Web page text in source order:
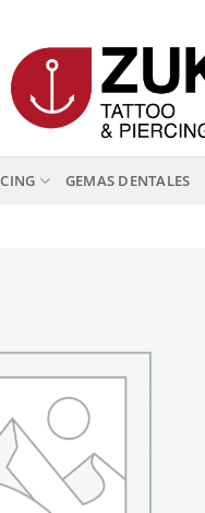
GEMAS DENTALES